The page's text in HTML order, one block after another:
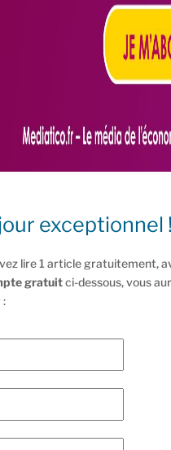
exceptionnel !
lire 1 article gratuitement,
gratuitci-dessous, vous
: